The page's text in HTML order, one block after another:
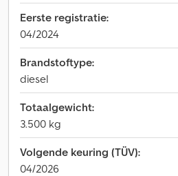
Eerste registratie:
04/2024
Brandstoftype:
diesel
Totaalgewicht:
3.500 kg
Volgende keuring (TÜV):
04/2026